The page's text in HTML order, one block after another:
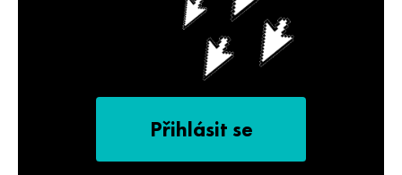
Přihlásit se